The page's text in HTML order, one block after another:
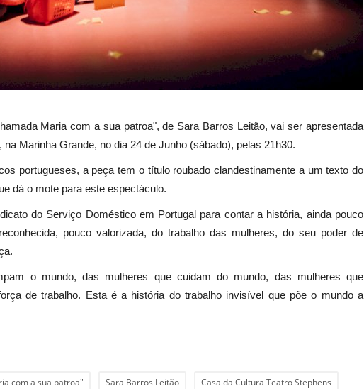
Maria com a sua patroa", de Sara Barros Leitão, vai ser apresentada
Marinha Grande, no dia 24 de Junho (sábado), pelas 21h30.
portugueses, a peça tem o título roubado clandestinamente a um texto do
dá o mote para este espectáculo.
do Serviço Doméstico em Portugal para contar a história, ainda pouco
pouco valorizada, do trabalho das mulheres, do seu poder de
o mundo, das mulheres que cuidam do mundo, das mulheres que
de trabalho. Esta é a história do trabalho invisível que põe o mundo a
com a sua patroa" Sara Barros Leitão Casa da Cultura Teatro Stephens